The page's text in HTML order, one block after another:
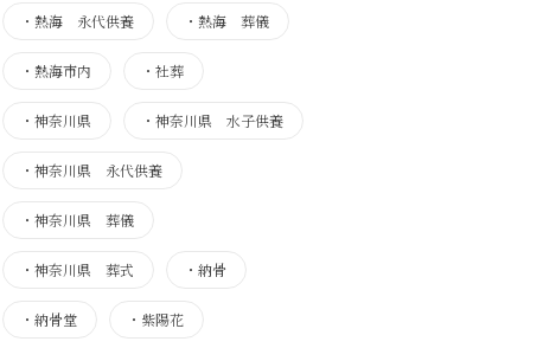
・ 熱海 永代供養 ・ 熱海 葬儀
・ 熱海市内 ・ 社葬
・ 神奈川県 ・ 神奈川県 水子供養
・ 神奈川県 永代供養
・ 神奈川県 葬儀
・ 神奈川県 葬式 ・ 納骨
・ 納骨堂 ・ 紫陽花